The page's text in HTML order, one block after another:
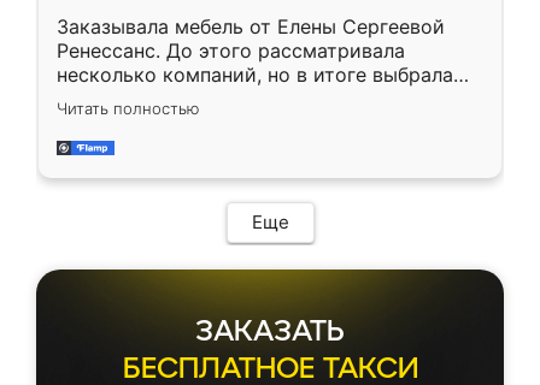
Заказывала мебель от Елены Сергеевой
Ренессанс. До этого рассматривала
несколько компаний, но в итоге выбрала
эту. Сначала обговорили условия, потом
приехал замерщик, всё спокойно объяснил
и снял размеры. Изготовили в срок, с
мебель сразу встала на свое место без
каких-либо доработок. Качеством осталась
довольна, все выглядит так, как и ожидала.
Читать полностью
Еще
ЗАКАЗАТЬ
БЕСПЛАТНОЕ ТАКСИ